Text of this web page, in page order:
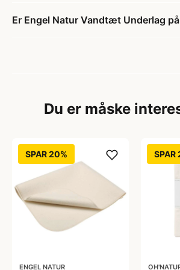
Er Engel Natur Vandtæt Underlag
Du er måske
SPAR 20%
ENGEL NATUR
SPAR